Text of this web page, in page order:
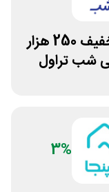
کد تخفیف 250 هزار
شب تراول
3%